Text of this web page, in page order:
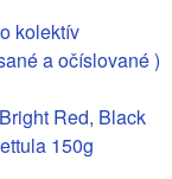
kolektív
a očíslované )
Red, Black
150g